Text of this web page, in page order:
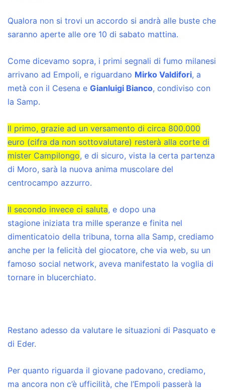
Qualora non si trovi un accordo si andrà alle buste che
saranno aperte alle ore 10 di sabato mattina.
Come dicevamo sopra, i primi segnali di fumo milanesi
arrivano ad Empoli, e riguardano Mirko Valdifori, a
metà con il Cesena e Gianluigi Bianco, condiviso con
la Samp.
Il primo, grazie ad un versamento di circa 800.000
euro (cifra da non sottovalutare) resterà alla corte di
mister Campilongo, e di sicuro, vista la certa partenza
di Moro, sarà la nuova anima muscolare del
centrocampo azzurro.
Il secondo invece ci saluta, e dopo una
stagione iniziata tra mille speranze e finita nel
dimenticatoio della tribuna, torna alla Samp, crediamo
anche per la felicità del giocatore, che via web, su un
famoso social network, aveva manifestato la voglia di
tornare in blucerchiato.
Restano adesso da valutare le situazioni di Pasquato e
di Eder.
Per quanto riguarda il giovane padovano, crediamo,
ma ancora non c’è ufficilità, che l’Empoli passerà la